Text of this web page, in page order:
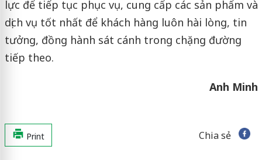
lực để tiếp tục phục vụ, cung cấp các sản phẩm và
dịch vụ tốt nhất để khách hàng luôn hài lòng, tin
tưởng, đồng hành sát cánh trong chặng đường
tiếp theo.
Anh Minh
Print Chia sẻ